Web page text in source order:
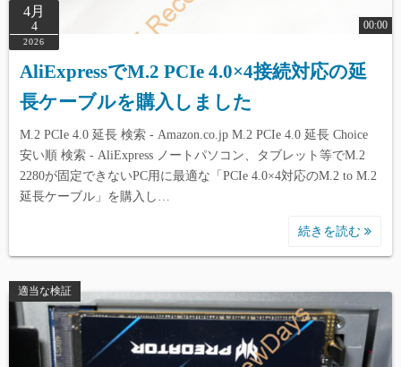
4月
4
2026
00:00
AliExpressでM.2 PCIe 4.0×4接続対応の延
長ケーブルを購入しました
M.2 PCIe 4.0 延長 検索 - Amazon.co.jp M.2 PCIe 4.0 延長 Choice
安い順 検索 - AliExpress ノートパソコン、タブレット等でM.2
2280が固定できないPC用に最適な「PCIe 4.0×4対応のM.2 to M.2
延長ケーブル」を購入し…
続きを読む
適当な検証